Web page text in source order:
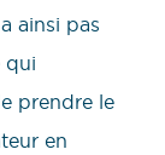
ainsi pas
qui
prendre le
en